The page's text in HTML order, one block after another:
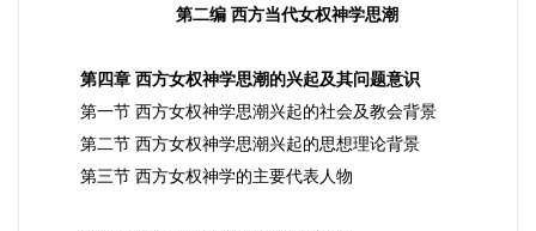
第二编 西方当代女权神学思潮
第四章 西方女权神学思潮的兴起及其问题意识
第一节 西方女权神学思潮兴起的社会及教会背景
第二节 西方女权神学思潮兴起的思想理论背景
第三节 西方女权神学的主要代表人物